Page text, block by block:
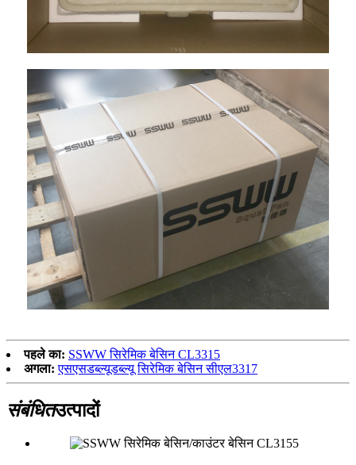
पहले का: SSWW सिरेमिक बेसिन CL3315
अगला: एसएसडब्ल्यूडब्ल्यू सिरेमिक बेसिन सीएल3317
संबंधितउत्पादों